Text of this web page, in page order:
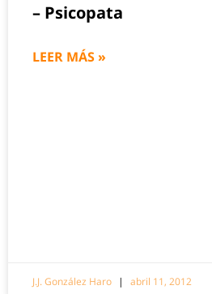
– Psicopata
LEER MÁS »
J.J. González Haro abril 11, 2012